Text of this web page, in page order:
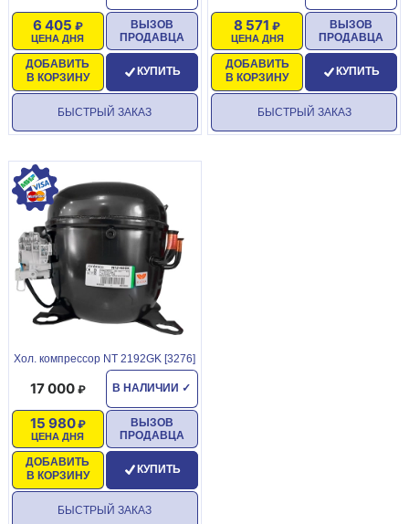
ЦЕНА ДНЯ
6 405
ДОБАВИТЬ
В КОРЗИНУ
ВЫЗОВ
ПРОДАВЦА
КУПИТЬ
БЫСТРЫЙ ЗАКАЗ
ЦЕНА ДНЯ
8 571
ДОБАВИТЬ
В КОРЗИНУ
ВЫЗОВ
ПРОДАВЦА
КУПИТЬ
БЫСТРЫЙ ЗАКАЗ
Хол. компрессор NT 2192GK [3276]
В НАЛИЧИИ ✓
17 000
ЦЕНА ДНЯ
15 980
ДОБАВИТЬ
В КОРЗИНУ
ВЫЗОВ
ПРОДАВЦА
КУПИТЬ
БЫСТРЫЙ ЗАКАЗ